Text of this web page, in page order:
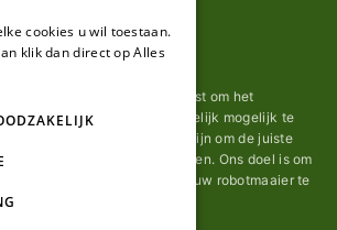
doen ons uiterste best om het
mesjes zo gemakkelijk mogelijk te
we hoe lastig het kan zijn om de juiste
grasmachine te vinden. Ons doel is om
om de goede mesjes voor uw robotmaaier te
cookies u wil toestaan.
klik dan direct op Alles